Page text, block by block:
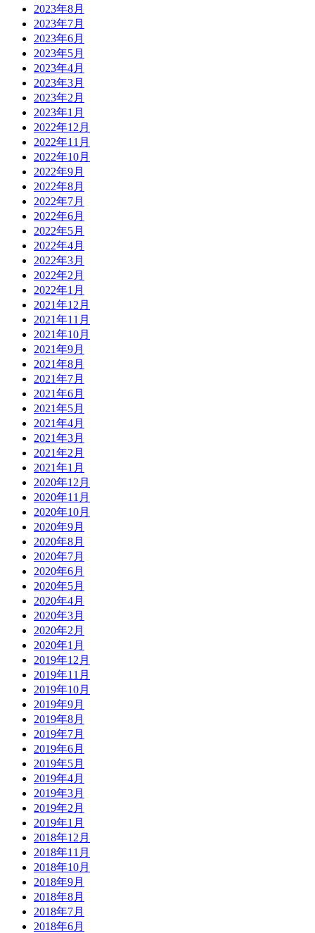
2023年8月
2023年7月
2023年6月
2023年5月
2023年4月
2023年3月
2023年2月
2023年1月
2022年12月
2022年11月
2022年10月
2022年9月
2022年8月
2022年7月
2022年6月
2022年5月
2022年4月
2022年3月
2022年2月
2022年1月
2021年12月
2021年11月
2021年10月
2021年9月
2021年8月
2021年7月
2021年6月
2021年5月
2021年4月
2021年3月
2021年2月
2021年1月
2020年12月
2020年11月
2020年10月
2020年9月
2020年8月
2020年7月
2020年6月
2020年5月
2020年4月
2020年3月
2020年2月
2020年1月
2019年12月
2019年11月
2019年10月
2019年9月
2019年8月
2019年7月
2019年6月
2019年5月
2019年4月
2019年3月
2019年2月
2019年1月
2018年12月
2018年11月
2018年10月
2018年9月
2018年8月
2018年7月
2018年6月